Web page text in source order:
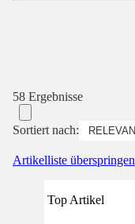
58 Ergebnisse
Sortiert nach:
Artikelliste überspringen
Top Artikel